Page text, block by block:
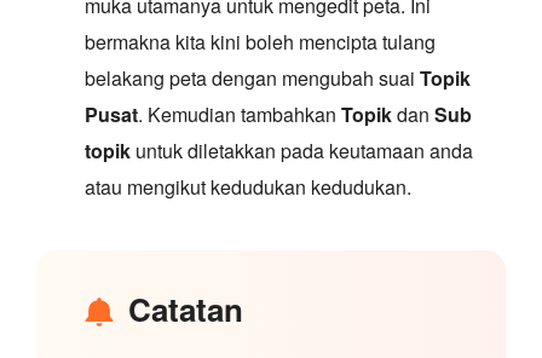
bermakna kita kini boleh mencipta tulang
belakang peta dengan mengubah suai Topik
Pusat. Kemudian tambahkan Topikdan Sub
topik untuk diletakkan pada keutamaan anda
atau mengikut kedudukan kedudukan.
Catatan